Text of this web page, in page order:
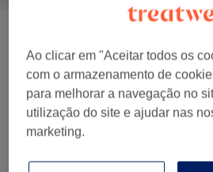
Depilação (1)
Tratamento E Terapias Corporais
Extensão E Lift De Pestanas (4)
Ao clicar em "Aceitar todos os
com o armazenamento de
para melhorar a navegação no
utilização do site e ajudar nas
marketing.